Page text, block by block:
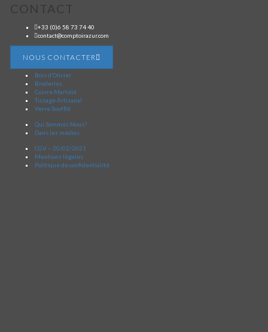
CONTACT
+33 (0)6 58 73 74 40
contact@comptoirazur.com
NOUS CONTACTER
Bois d’Olivier
Broderies
Cuivre Martelé
Tissage Artisanal
Verre Soufflé
Qui Sommes Nous?
Dans les médias
CGV – 20/02/2021
Mentions légales
Politique de confidentialité